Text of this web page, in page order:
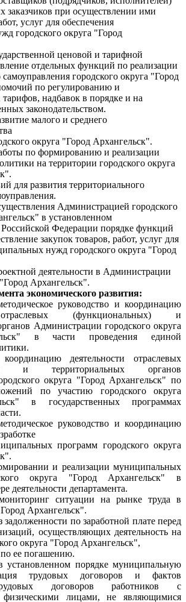
заказчиков при осуществлении ими
услуг для обеспечения
городского округа "Город
ценовой и тарифной
отдельных функций по реализации
городского округа "Город
по регулированию и
надбавок в порядке и на
законодательством.
малого и среднего
округа "Город Архангельск".
по формированию и реализации
на территории городского округа
для развития территориального
Администрацией городского
в установленном
Российской Федерации порядке функций
закупок товаров, работ, услуг для
нужд городского округа "Город
деятельности в Администрации
Архангельск".
экономического развития:
руководство и координацию
(функциональных) и
Администрации городского округа
в части проведения единой
деятельности отраслевых
и территориальных органов
округа "Город Архангельск" по
по участию городского округа
в государственных программах
руководство и координацию
программ городского округа
и реализации муниципальных
округа "Город Архангельск" в
деятельности департамента.
ситуации на рынке труда в
Архангельск".
по заработной плате перед
осуществляющих деятельность на
округа "Город Архангельск",
ее погашению.
установленном порядке муниципальную
трудовых договоров и фактов
договоров работников с
физическими лицами, не являющимися